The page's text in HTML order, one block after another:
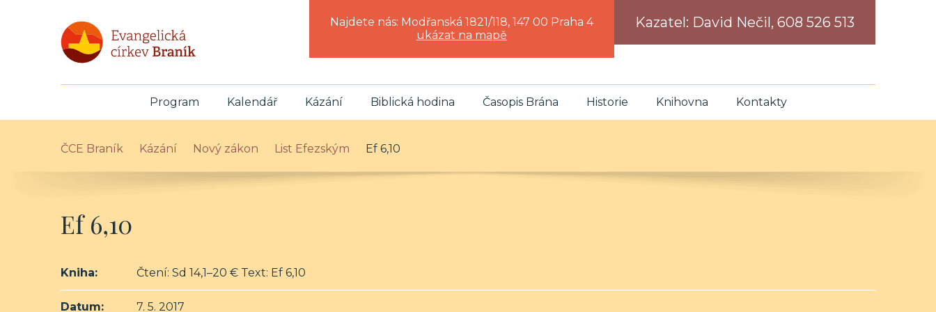
Najdete nás: Modřanská 1821/118, 147 00 Praha 4
ukázat na mapě
Kazatel: David Nečil, 608 526 513
Program Kalendář Kázání Biblická hodina Časopis Brána Historie Knihovna Kontakty
ČCE Braník Kázání Nový zákon List Efezským Ef 6,10
Ef 6,10
Kniha: Čtení: Sd 14,1–20 € Text: Ef 6,10
Datum: 7. 5. 2017